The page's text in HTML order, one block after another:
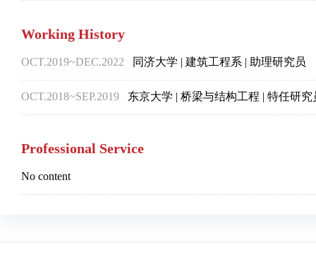
Working History
OCT.2019~DEC.2022 同济大学 | 建筑工程系 | 助理研究员
OCT.2018~SEP.2019 东京大学 | 桥梁与结构工程 | 特任研究
Professional Service
No content